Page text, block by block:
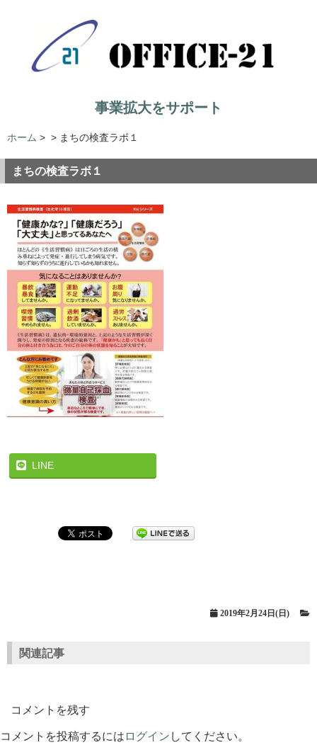
事業拡大をサポート
ホーム > > まちの検査ラボ１
まちの検査ラボ１
LINE
2019年2月24日(日)
関連記事
コメントを残す
コメントを投稿するには ログイン してください。